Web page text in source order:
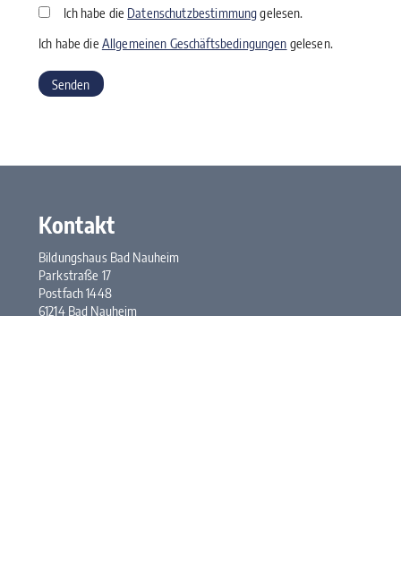
Ich habe die Datenschutzbestimmunggelesen.
Ich habe die Allgemeinen Geschäftsbedingungen gelesen.
Kontakt
Bildungshaus Bad Nauheim
Parkstraße 17
Postfach 1448
61214 Bad Nauheim